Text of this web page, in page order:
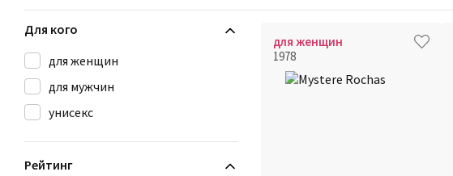
Для кого
для женщин
для мужчин
унисекс
Рейтинг
для женщин
1978